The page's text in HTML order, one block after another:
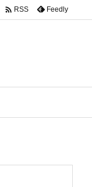
 RSS Feedly